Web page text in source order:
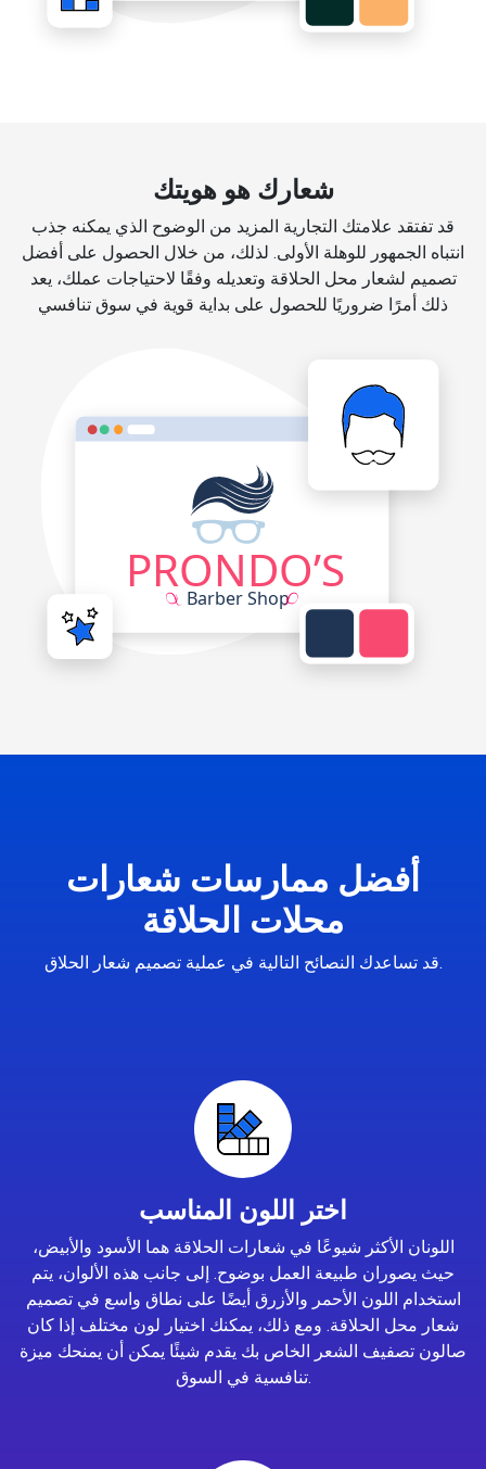
شعارك هو هويتك
قد تفتقد علامتك التجارية المزيد من الوضوح الذي يمكنه جذب
انتباه الجمهور للوهلة الأولى. لذلك، من خلال الحصول على أفضل
تصميم لشعار محل الحلاقة وتعديله وفقًا لاحتياجات عملك، يعد
ذلك أمرًا ضروريًا للحصول على بداية قوية في سوق تنافسي
أفضل ممارسات شعارات
محلات الحلاقة
قد تساعدك النصائح التالية في عملية تصميم شعار الحلاق.
اختر اللون المناسب
اللونان الأكثر شيوعًا في شعارات الحلاقة هما الأسود والأبيض،
حيث يصوران طبيعة العمل بوضوح. إلى جانب هذه الألوان، يتم
استخدام اللون الأحمر والأزرق أيضًا على نطاق واسع في تصميم
شعار محل الحلاقة. ومع ذلك، يمكنك اختيار لون مختلف إذا كان
صالون تصفيف الشعر الخاص بك يقدم شيئًا يمكن أن يمنحك ميزة
تنافسية في السوق.